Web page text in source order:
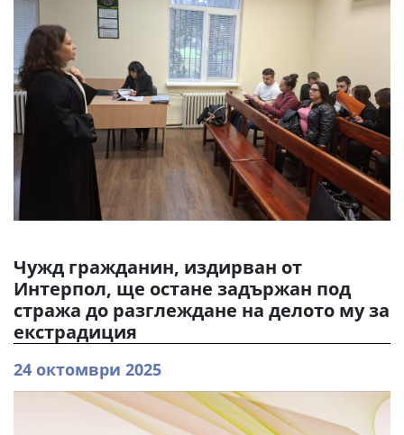
Чужд гражданин, издирван от
Интерпол, ще остане задържан под
стража до разглеждане на делото му за
екстрадиция
24 октомври 2025